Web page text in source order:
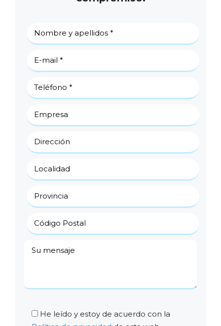
He leído y estoy de acuerdo con la